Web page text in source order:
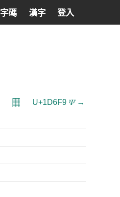
字碼 漢字 登入
𝄜 U+1D6F9 𝛹 →